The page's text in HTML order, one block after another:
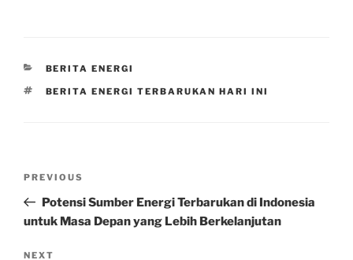
CATEGORIES
BERITA ENERGI
TAGS
BERITA ENERGI TERBARUKAN HARI INI
Previous
Post
PREVIOUS
Potensi Sumber Energi Terbarukan di Indonesia
untuk Masa Depan yang Lebih Berkelanjutan
Next
NEXT